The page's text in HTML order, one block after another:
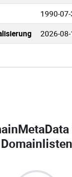
1990-
2026-
Domainlisten